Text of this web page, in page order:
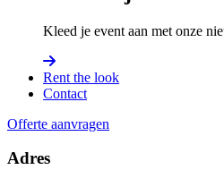
Kleed je event aan met onze
Rent the look
Contact
Offerte aanvragen
Adres